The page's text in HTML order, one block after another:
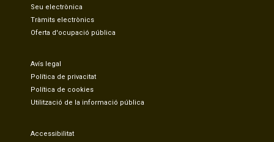
Seu electrònica
Tràmits electrònics
Oferta d'ocupació pública
Avís legal
Política de privacitat
Política de cookies
Utilització de la informació pública
Accessibilitat